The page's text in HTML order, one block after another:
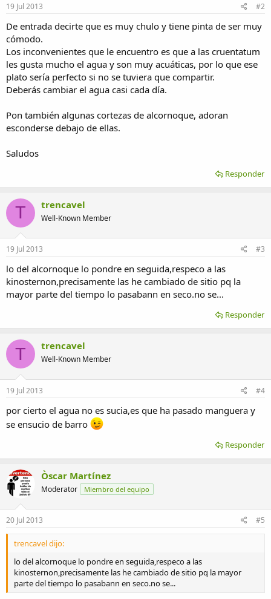
19 Jul 2013 #2
De entrada decirte que es muy chulo y tiene pinta de ser muy
cómodo.
Los inconvenientes que le encuentro es que a las cruentatum
les gusta mucho el agua y son muy acuáticas, por lo que ese
plato sería perfecto si no se tuviera que compartir.
Deberás cambiar el agua casi cada día.
Pon también algunas cortezas de alcornoque, adoran
esconderse debajo de ellas.
Saludos
Responder
T trencavel
Well-Known Member
19 Jul 2013 #3
lo del alcornoque lo pondre en seguida,respeco a las
kinosternon,precisamente las he cambiado de sitio pq la
mayor parte del tiempo lo pasabann en seco.no se...
Responder
T trencavel
Well-Known Member
19 Jul 2013 #4
por cierto el agua no es sucia,es que ha pasado manguera y
se ensucio de barro
Responder
Òscar Martínez
Moderator Miembro del equipo
20 Jul 2013 #5
trencavel dijo:
lo del alcornoque lo pondre en seguida,respeco a las
kinosternon,precisamente las he cambiado de sitio pq la mayor
parte del tiempo lo pasabann en seco.no se...